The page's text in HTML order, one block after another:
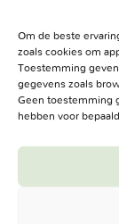
Om de beste
zoals cookies om
Toestemming
gegevens zoals
Geen toestemming
hebben voor
Volg ons:
Bezoekadres
Haringweg 3A
2975 LB Ottoland